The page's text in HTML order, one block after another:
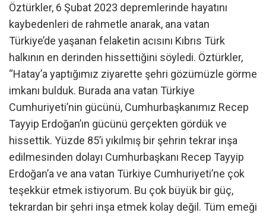
Öztürkler, 6 Şubat 2023 depremlerinde hayatını
kaybedenleri de rahmetle anarak, ana vatan
Türkiye’de yaşanan felaketin acısını Kıbrıs Türk
halkının en derinden hissettiğini söyledi. Öztürkler,
“Hatay’a yaptığımız ziyarette şehri gözümüzle görme
imkanı bulduk. Burada ana vatan Türkiye
Cumhuriyeti’nin gücünü, Cumhurbaşkanımız Recep
Tayyip Erdoğan’ın gücünü gerçekten gördük ve
hissettik. Yüzde 85’i yıkılmış bir şehrin tekrar inşa
edilmesinden dolayı Cumhurbaşkanı Recep Tayyip
Erdoğan’a ve ana vatan Türkiye Cumhuriyeti’ne çok
teşekkür etmek istiyorum. Bu çok büyük bir güç,
tekrardan bir şehri inşa etmek kolay değil. Tüm emeği